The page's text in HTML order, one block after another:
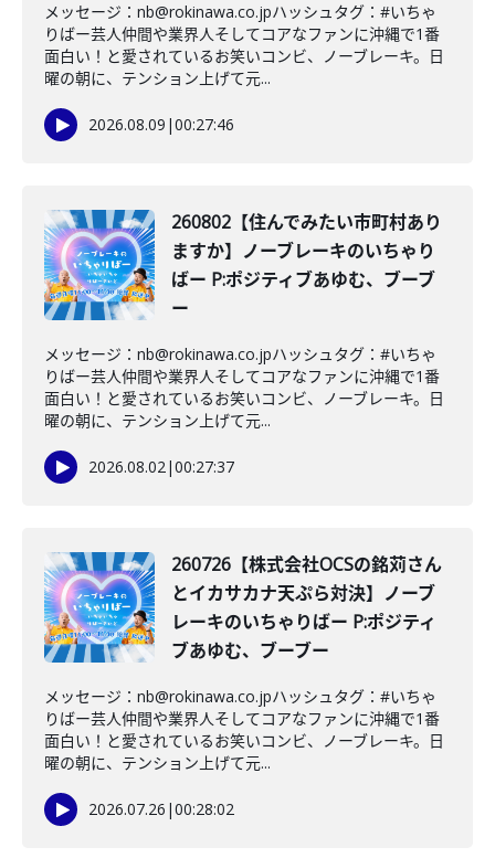
メッセージ：nb@rokinawa.co.jpハッシュタグ：#いちゃ
りばー芸人仲間や業界人そしてコアなファンに沖縄で1番
面白い！と愛されているお笑いコンビ、ノーブレーキ。日
曜の朝に、テンション上げて元...
2026.08.09 |00:27:46
260802【住んでみたい市町村あり
ますか】ノーブレーキのいちゃり
ばー P:ポジティブあゆむ、ブーブ
ー
メッセージ：nb@rokinawa.co.jpハッシュタグ：#いちゃ
りばー芸人仲間や業界人そしてコアなファンに沖縄で1番
面白い！と愛されているお笑いコンビ、ノーブレーキ。日
曜の朝に、テンション上げて元...
2026.08.02|00:27:37
260726【株式会社OCSの銘苅さん
とイカサカナ天ぷら対決】ノーブ
レーキのいちゃりばー P:ポジティ
ブあゆむ、ブーブー
メッセージ：nb@rokinawa.co.jpハッシュタグ：#いちゃ
りばー芸人仲間や業界人そしてコアなファンに沖縄で1番
面白い！と愛されているお笑いコンビ、ノーブレーキ。日
曜の朝に、テンション上げて元...
2026.07.26 |00:28:02